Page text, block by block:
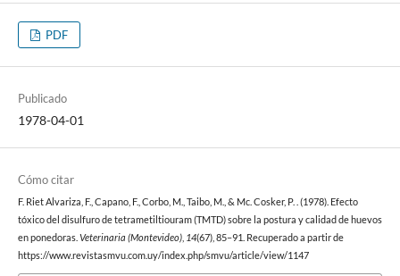
PDF
Publicado
1978-04-01
Cómo citar
F. Riet Alvariza, F., Capano, F., Corbo, M., Taibo, M., & Mc. Cosker, P. . (1978). Efecto
tóxico del disulfuro de tetrametiltiouram (TMTD) sobre la postura y calidad de huevos
en ponedoras. Veterinaria (Montevideo), 14(67), 85–91. Recuperado a partir de
https://www.revistasmvu.com.uy/index.php/smvu/article/view/1147